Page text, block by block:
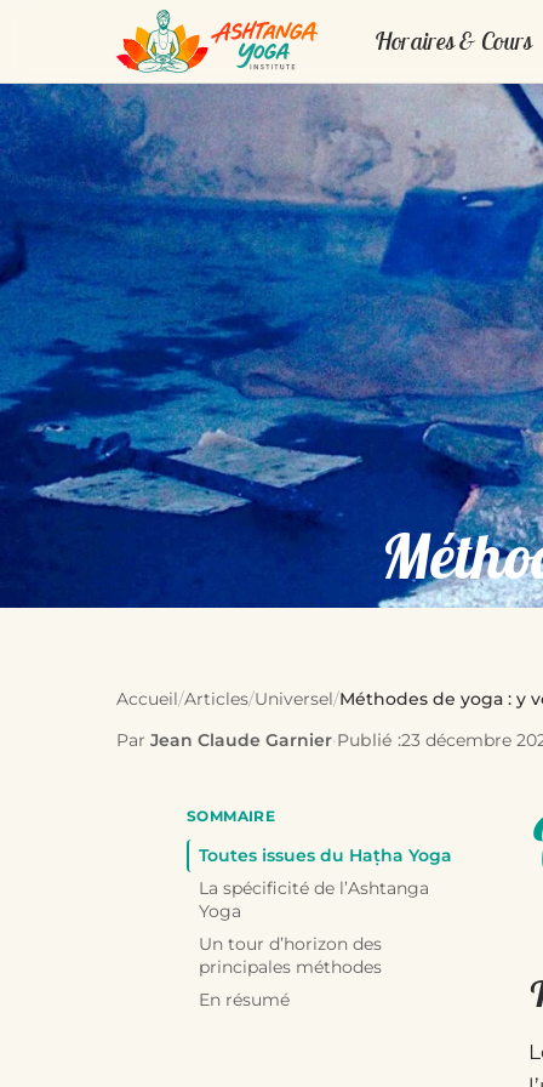
Horaires & Cours
Accueil/Articles/Universel/Méthodes de yoga : y
Par Jean Claude Garnier·Publié :23 décembre
SOMMAIRE
Toutes issues du Haṭha Yoga
La spécificité de l’Ashtanga
Yoga
Un tour d’horizon des
principales méthodes
En résumé